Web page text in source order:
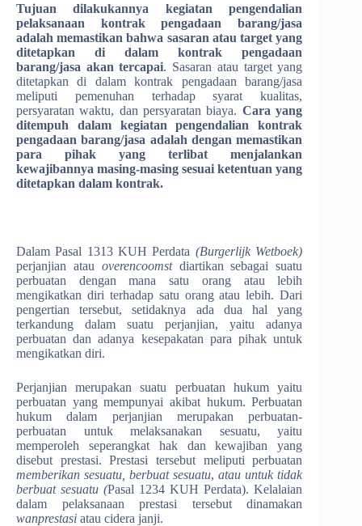
Tujuan dilakukannya kegiatan pengendalian
pelaksanaan kontrak pengadaan barang/jasa
adalah memastikan bahwa sasaran atau target yang
ditetapkan di dalam kontrak pengadaan
barang/jasa akan tercapai. Sasaran atau target yang
ditetapkan di dalam kontrak pengadaan barang/jasa
meliputi pemenuhan terhadap syarat kualitas,
persyaratan waktu, dan persyaratan biaya. Cara yang
ditempuh dalam kegiatan pengendalian kontrak
pengadaan barang/jasa adalah dengan memastikan
para pihak yang terlibat menjalankan
kewajibannya masing-masing sesuai ketentuan yang
ditetapkan dalam kontrak.
Dalam Pasal 1313 KUH Perdata (Burgerlijk Wetboek)
perjanjian atau overencoomst diartikan sebagai suatu
perbuatan dengan mana satu orang atau lebih
mengikatkan diri terhadap satu orang atau lebih. Dari
pengertian tersebut, setidaknya ada dua hal yang
terkandung dalam suatu perjanjian, yaitu adanya
perbuatan dan adanya kesepakatan para pihak untuk
mengikatkan diri.
Perjanjian merupakan suatu perbuatan hukum yaitu
perbuatan yang mempunyai akibat hukum. Perbuatan
hukum dalam perjanjian merupakan perbuatan-
perbuatan untuk melaksanakan sesuatu, yaitu
memperoleh seperangkat hak dan kewajiban yang
disebut prestasi. Prestasi tersebut meliputi perbuatan
memberikan sesuatu, berbuat sesuatu,atau untuk tidak
berbuat sesuatu (Pasal 1234 KUH Perdata). Kelalaian
dalam pelaksanaan prestasi tersebut dinamakan
wanprestasi atau cidera janji.